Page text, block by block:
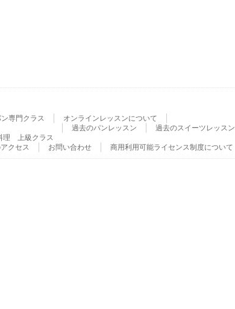
専門クラス
オンラインレッスンについて
理 上級クラス
過去のパンレッスン 過去のスイーツレッスン
クセス お問い合わせ 商用利用可能ライセンス制度について